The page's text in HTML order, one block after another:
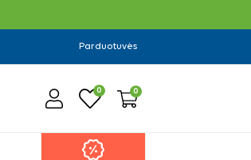
Parduotuvės
0 0